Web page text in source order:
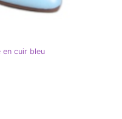
en cuir bleu